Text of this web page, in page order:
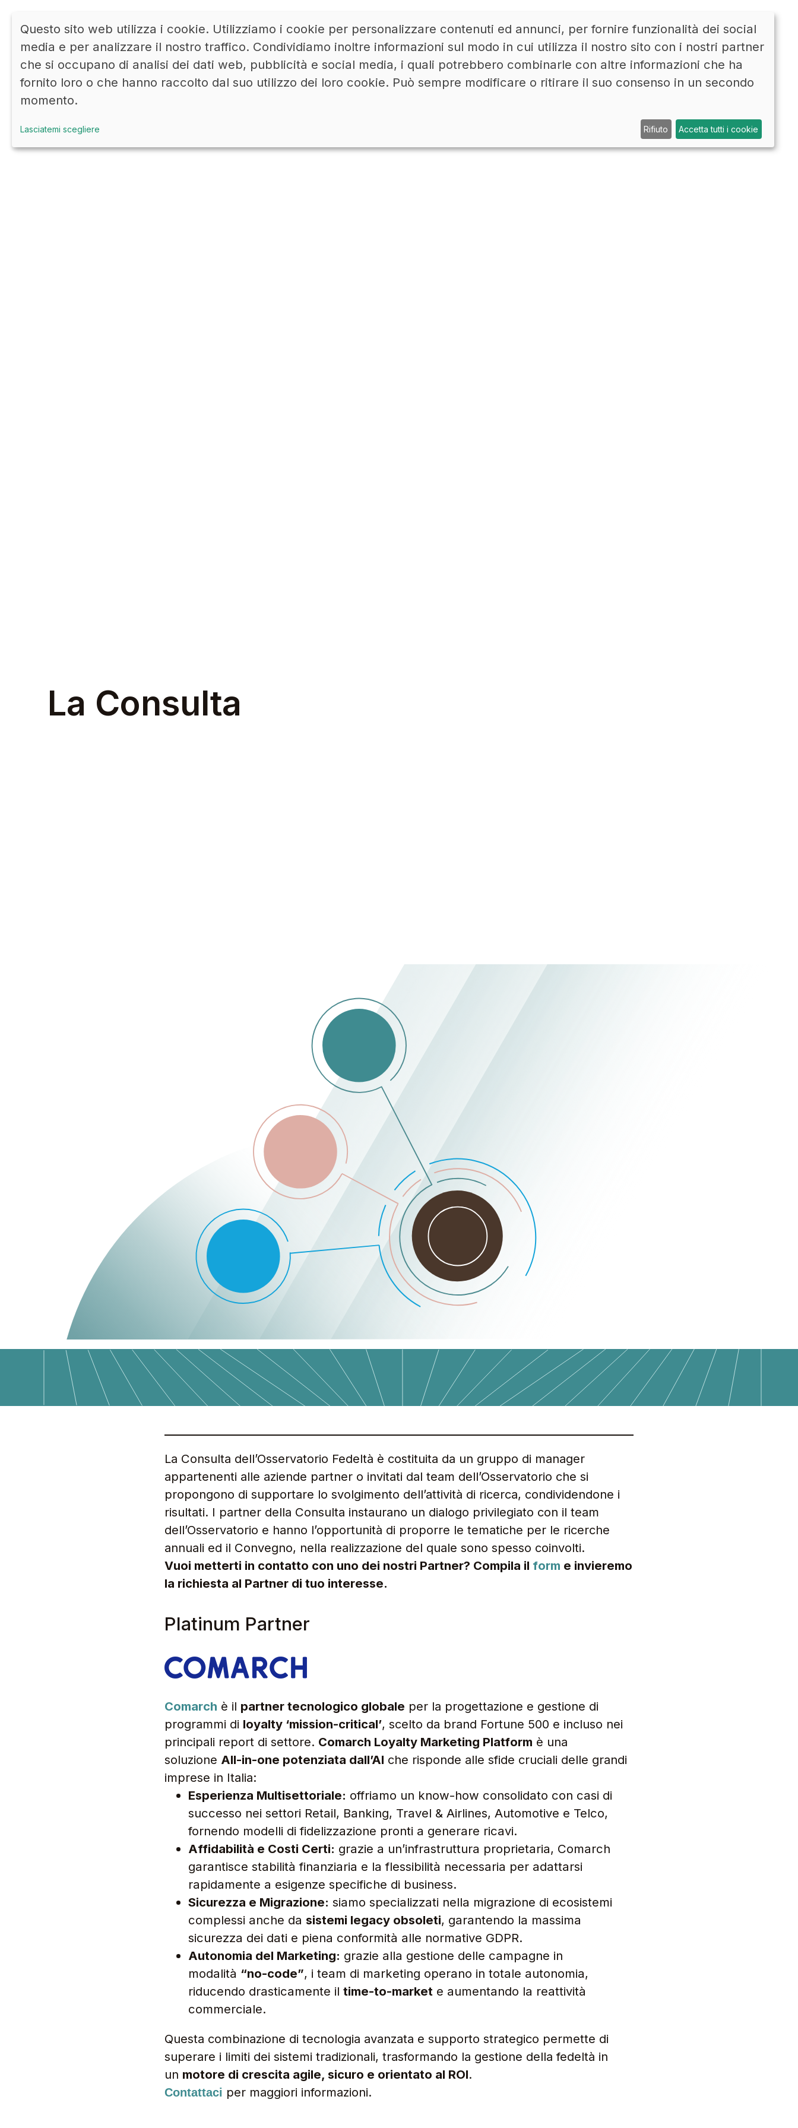
ACCEDI LINKEDIN CONTATTI ENG
La Consulta
La Consulta dell’Osservatorio Fedeltà è costituita da un gruppo di manager
appartenenti alle aziende partner o invitati dal team dell’Osservatorio che si
propongono di supportare lo svolgimento dell’attività di ricerca, condividendone i
risultati. I partner della Consulta instaurano un dialogo privilegiato con il team
dell’Osservatorio e hanno l’opportunità di proporre le tematiche per le ricerche
annuali ed il Convegno, nella realizzazione del quale sono spesso coinvolti.
Vuoi metterti in contatto con uno dei nostri Partner? Compila il form e invieremo
la richiesta al Partner di tuo interesse.
Platinum Partner
Comarch è il partner tecnologico globale per la progettazione e gestione di
programmi di loyalty ‘mission-critical’, scelto da brand Fortune 500 e incluso nei
principali report di settore. Comarch Loyalty Marketing Platform è una
soluzione All-in-one potenziata dall’AI che risponde alle sfide cruciali delle grandi
imprese in Italia:
Esperienza Multisettoriale: offriamo un know-how consolidato con casi di
successo nei settori Retail, Banking, Travel & Airlines, Automotive e Telco,
fornendo modelli di fidelizzazione pronti a generare ricavi.
Affidabilità e Costi Certi: grazie a un’infrastruttura proprietaria, Comarch
garantisce stabilità finanziaria e la flessibilità necessaria per adattarsi
rapidamente a esigenze specifiche di business.
Sicurezza e Migrazione: siamo specializzati nella migrazione di ecosistemi
complessi anche da sistemi legacy obsoleti, garantendo la massima
sicurezza dei dati e piena conformità alle normative GDPR.
Autonomia del Marketing: grazie alla gestione delle campagne in
modalità “no-code”, i team di marketing operano in totale autonomia,
riducendo drasticamente iltime-to-market e aumentando la reattività
commerciale.
Questa combinazione di tecnologia avanzata e supporto strategico permette di
superare i limiti dei sistemi tradizionali, trasformando la gestione della fedeltà in
un motore di crescita agile, sicuro e orientato al ROI.
Contattaci per maggiori informazioni.
Questo sito web utilizza i cookie. Utilizziamo i cookie per personalizzare contenuti ed annunci, per fornire funzionalità dei social
media e per analizzare il nostro traffico. Condividiamo inoltre informazioni sul modo in cui utilizza il nostro sito con i nostri partner
che si occupano di analisi dei dati web, pubblicità e social media, i quali potrebbero combinarle con altre informazioni che ha
fornito loro o che hanno raccolto dal suo utilizzo dei loro cookie. Può sempre modificare o ritirare il suo consenso in un secondo
momento.
Lasciatemi scegliere Rifiuto Accetta tutti i cookie